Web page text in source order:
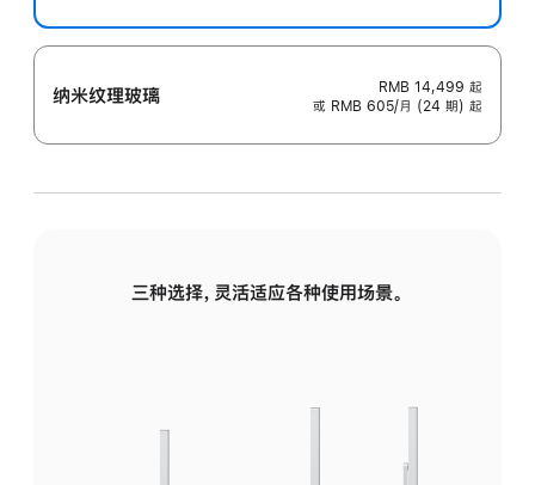
纳米纹理玻璃 RMB 14,499 起
或 RMB 605/月 (24 期) 起
三种选择，灵活适应各种使用场景。